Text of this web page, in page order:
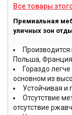
Все товары
Премиальная
уличных зон
Польша,
Гораздо
основном из
Устойчивая и
Отсутствие
отсутствие